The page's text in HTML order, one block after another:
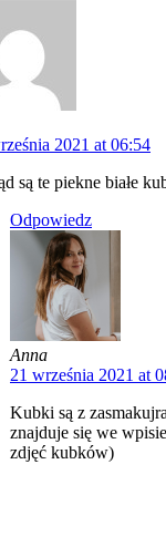
2021 at 06:54
są te piekne białe
Odpowiedz
Anna
21 września 2021 at
Kubki są z
znajduje się we
zdjęć kubków)